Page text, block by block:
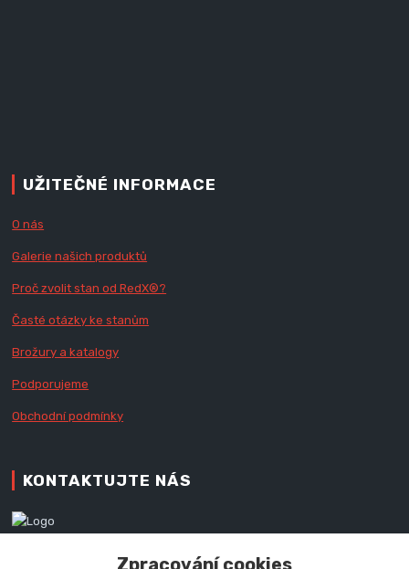
UŽITEČNÉ INFORMACE
O nás
Galerie našich produktů
Proč zvolit stan od RedX®?
Časté otázky ke stanům
Brožury a katalogy
Podporujeme
Obchodní podmínky
KONTAKTUJTE NÁS
+420 777 979 111